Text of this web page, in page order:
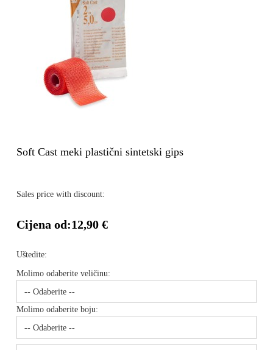
Soft Cast meki plastični sintetski gips
Sales price with discount:
Cijena od:12,90 €
Uštedite:
Molimo odaberite veličinu:
Molimo odaberite boju: